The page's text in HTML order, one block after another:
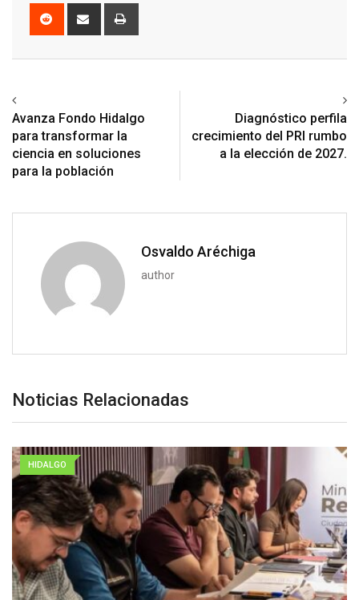
Reddit
Share
Avanza Fondo Hidalgo
para transformar la
ciencia en soluciones
para la población
Diagnóstico perfila
crecimiento del PRI rumbo
a la elección de 2027.
Osvaldo Aréchiga
author
Noticias Relacionadas
HIDALGO